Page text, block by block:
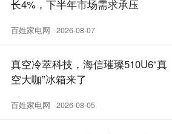
长4%，下半年市场需求承压
百姓家电网 2026-08-07
真空冷萃科技，海信璀璨510U6“真
空大咖”冰箱来了
百姓家电网 2026-08-05